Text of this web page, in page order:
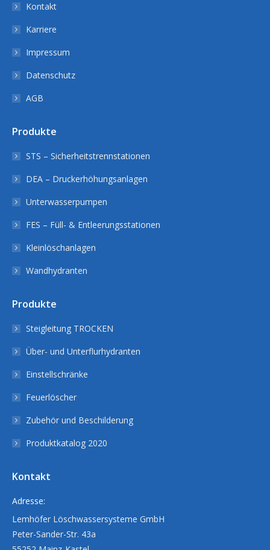
Kontakt
Karriere
Impressum
Datenschutz
AGB
Produkte
STS – Sicherheitstrennstationen
DEA – Druckerhöhungsanlagen
Unterwasserpumpen
FES – Füll- & Entleerungsstationen
Kleinlöschanlagen
Wandhydranten
Produkte
Steigleitung TROCKEN
Über- und Unterflurhydranten
Einstellschränke
Feuerlöscher
Zubehör und Beschilderung
Produktkatalog 2020
Kontakt
Adresse:
Lemhöfer Löschwassersysteme GmbH
Peter-Sander-Str. 43a